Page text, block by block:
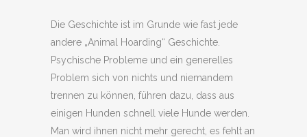
Die Geschichte ist im Grunde wie fast jede
andere „Animal Hoarding“ Geschichte.
Psychische Probleme und ein generelles
Problem sich von nichts und niemandem
trennen zu können, führen dazu, dass aus
einigen Hunden schnell viele Hunde werden.
Man wird ihnen nicht mehr gerecht, es fehlt an